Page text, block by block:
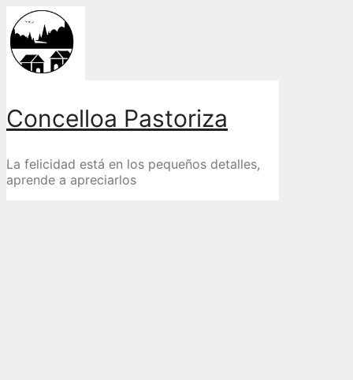
Skip
to
content
Concelloa Pastoriza
La felicidad está en los pequeños detalles,
aprende a apreciarlos